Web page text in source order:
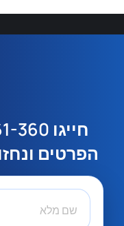
חייגו
הפרטים ונחזור